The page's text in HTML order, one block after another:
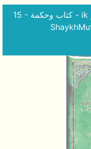
15 - كتاب وحكمة - ik jawab - MaarifulQuran-Volume1-